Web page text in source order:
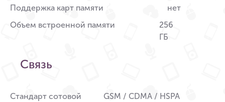
Поддержка карт памяти
нет
Объем встроенной памяти
256
ГБ
Связь
Стандарт сотовой
GSM / CDMA / HSPA